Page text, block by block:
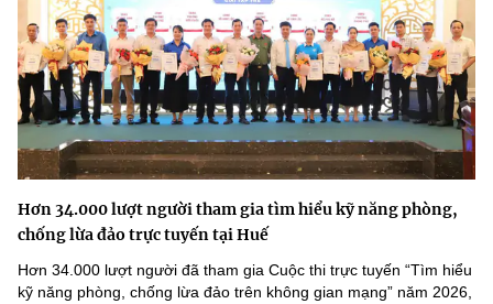
Hơn 34.000 lượt người tham gia tìm hiểu kỹ năng phòng,
chống lừa đảo trực tuyến tại Huế
Hơn 34.000 lượt người đã tham gia Cuộc thi trực tuyến “Tìm hiểu
kỹ năng phòng, chống lừa đảo trên không gian mạng” năm 2026,